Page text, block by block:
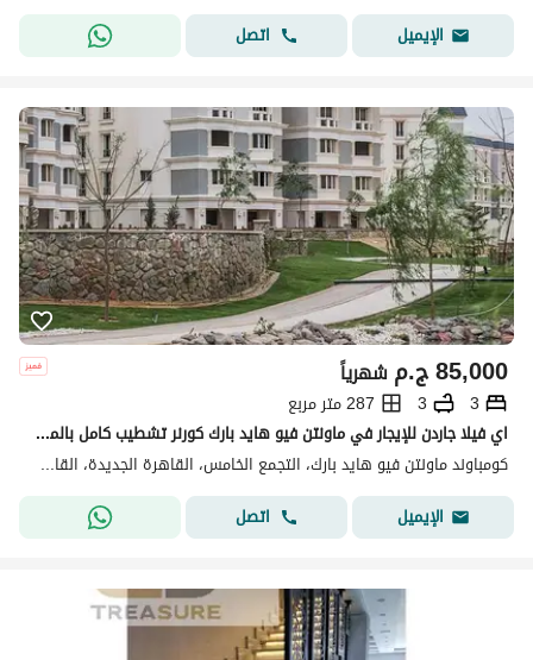
الإيميل
اتصل
ج.م85,000 شهرياً
3
3
287 متر مربع
اي فيلا جاردن للإيجار في ماونتن فيو هايد بارك كورنر تشطيب كامل بالمطبخ والتكييفات موقع مميز وحديقة خاصة قريبة من الخدمات
كومباوند ماونتن فيو هايد بارك، التجمع الخامس، القاهرة الجديدة، القاهرة
الإيميل
اتصل